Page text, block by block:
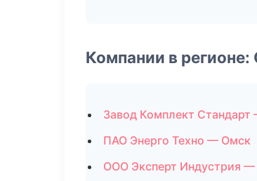
Компании в
Завод Комплект
ПАО Энерго Техно — Омск
ООО Эксперт Индустрия —